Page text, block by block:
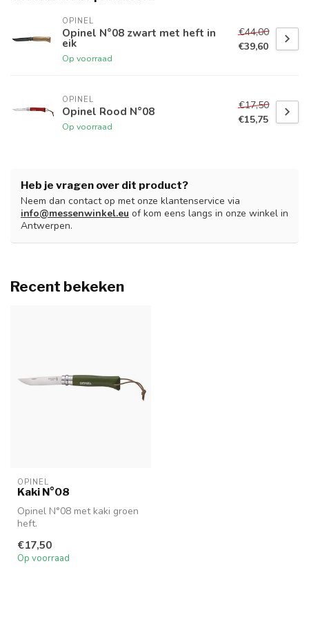
OPINEL
Opinel N°08 zwart met heft in
eik
Op voorraad
€44,00
€39,60
OPINEL
Opinel Rood N°08
Op voorraad
€17,50
€15,75
Heb je vragen over dit product?
Neem dan contact op met onze klantenservice via
info@messenwinkel.eu of kom eens langs in onze winkel in
Antwerpen.
Recent bekeken
OPINEL
Kaki N°08
Opinel N°08 met kaki groen
heft.
€17,50
Op voorraad